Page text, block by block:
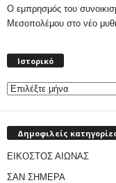
Ο εμπρησμός του
Μεσοπολέμου στο νέο
Ιστορικό
Δημοφιλείς
ΕΙΚΟΣΤΟΣ ΑΙΩΝΑΣ
ΣΑΝ ΣΗΜΕΡΑ